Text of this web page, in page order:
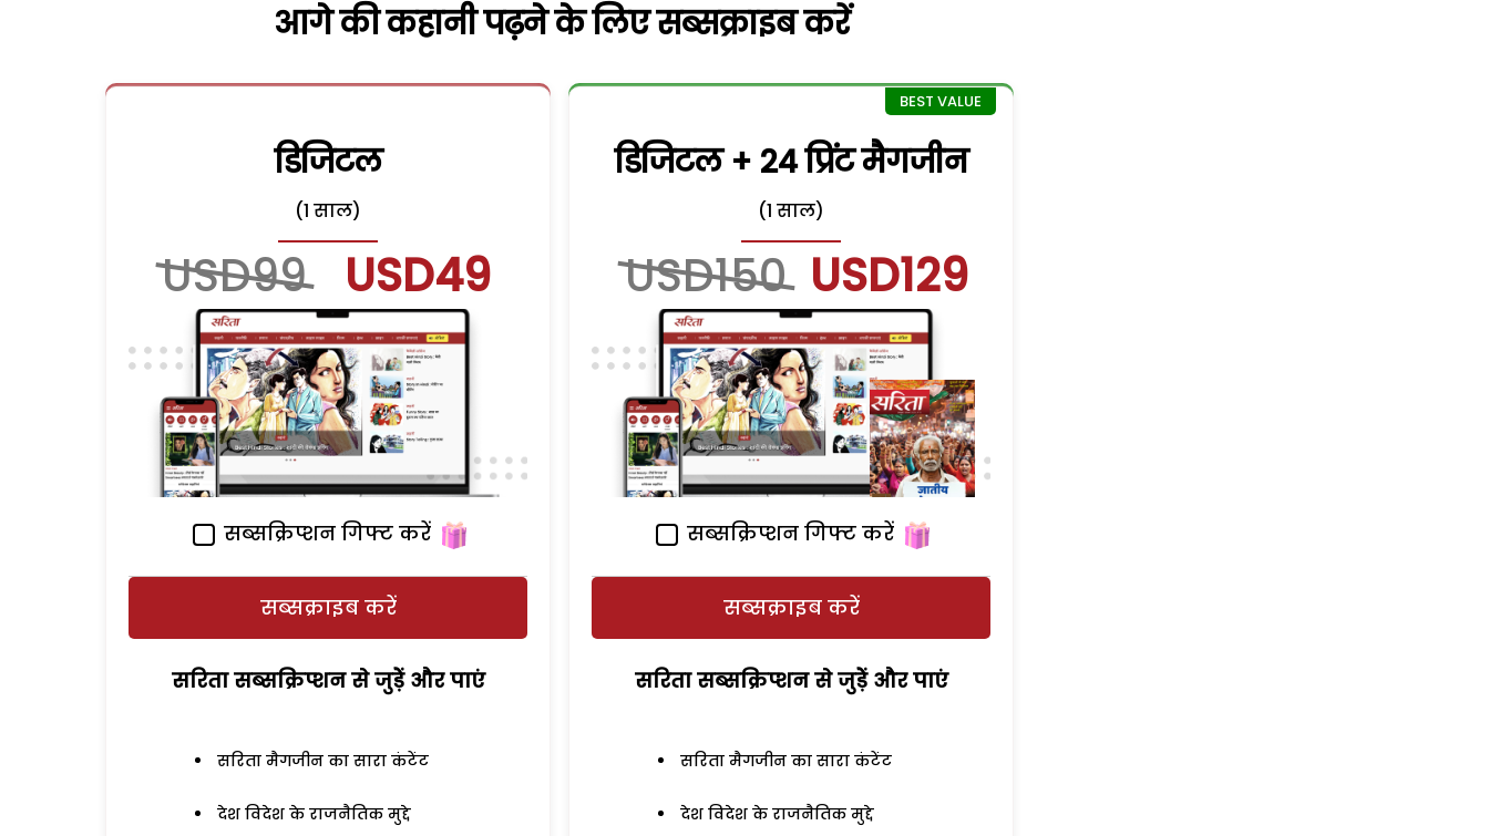
आगे की कहानी पढ़ने के लिए सब्सक्राइब करें
डिजिटल
(1 साल)
USD99 USD49
सब्सक्रिप्शन गिफ्ट करें
सब्सक्राइब करें
सरिता सब्सक्रिप्शन से जुड़ेें और पाएं
सरिता मैगजीन का सारा कंटेंट
देश विदेश के राजनैतिक मुद्दे
डिजिटल + 24 प्रिंट मैगजीन
(1 साल)
USD150 USD129
सब्सक्रिप्शन गिफ्ट करें
सब्सक्राइब करें
सरिता सब्सक्रिप्शन से जुड़ेें और पाएं
सरिता मैगजीन का सारा कंटेंट
देश विदेश के राजनैतिक मुद्दे